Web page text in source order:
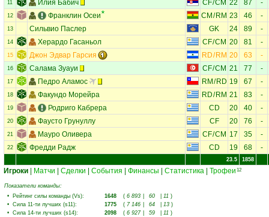
11 Илия Бабич CF/CM 22 87 -
12 Франклин Осеи CM / RM 23 46 -
13 Сильвио Паслер GK 24 89 -
14 Херардо Гасаньол CF/CM 20 81 -
15 Джон Эдвар Гарсия RD/RM 20 63 -
16 Салама Зуауи CF/CM 21 77 -
17 Педро Аламос RM /RD 19 67 -
18 Факундо Морейра RD/RM 21 83 -
19 Родриго Кабрера CD 20 40 -
20 Фаусто Грунуллу CF 20 76 -
21 Мауро Оливера CF/CM 17 35 -
22 Фредди Радж CD 19 68 -
23.5 1858
Игроки Матчи Сделки События Финансы Статистика Трофеи 12
Показатели команды:
• Рейтинг силы команды (Vs): 1648 ( 6 893 60 11 )
• Сила 11-ти лучших (s11): 1775 ( 7 146 64 13 )
• Сила 14-ти лучших (s14): 2098 ( 6 927 59 11 )